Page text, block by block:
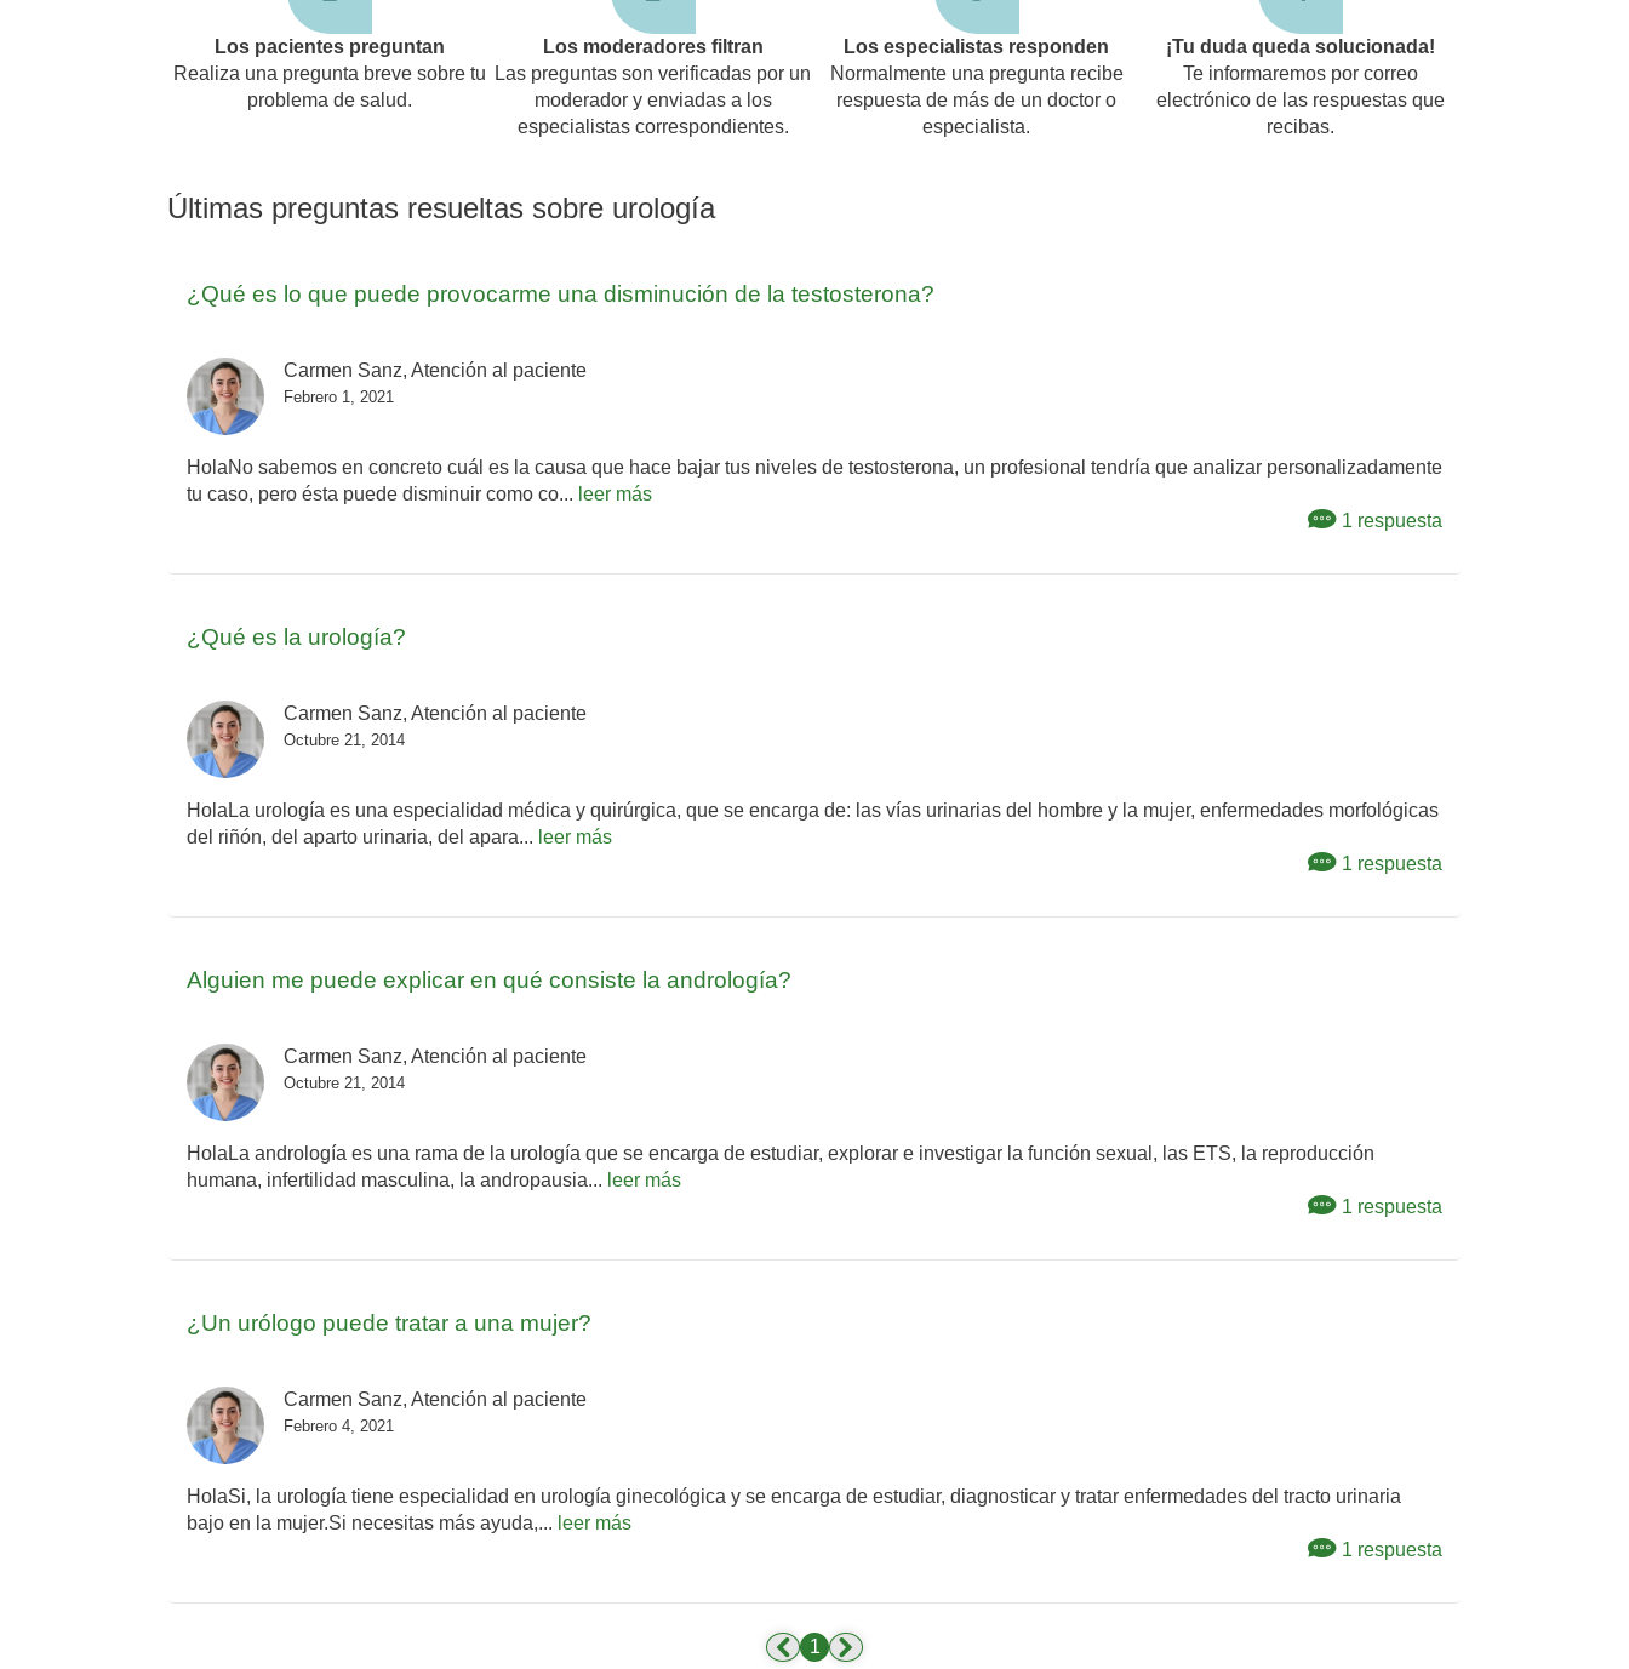
Los pacientes preguntan
Realiza una pregunta breve sobre tu
problema de salud.
Los moderadores filtran
Las preguntas son verificadas por un
moderador y enviadas a los
especialistas correspondientes.
Los especialistas responden
Normalmente una pregunta recibe
respuesta de más de un doctor o
especialista.
¡Tu duda queda solucionada!
Te informaremos por correo
electrónico de las respuestas que
recibas.
Últimas preguntas resueltas sobre urología
¿Qué es lo que puede provocarme una disminución de la testosterona?
Carmen Sanz, Atención al paciente
Febrero 1, 2021
HolaNo sabemos en concreto cuál es la causa que hace bajar tus niveles de testosterona, un profesional tendría que analizar personalizadamente
tu caso, pero ésta puede disminuir como co... leer más
1 respuesta
¿Qué es la urología?
Carmen Sanz, Atención al paciente
Octubre 21, 2014
HolaLa urología es una especialidad médica y quirúrgica, que se encarga de: las vías urinarias del hombre y la mujer, enfermedades morfológicas
del riñón, del aparto urinaria, del apara... leer más
1 respuesta
Alguien me puede explicar en qué consiste la andrología?
Carmen Sanz, Atención al paciente
Octubre 21, 2014
HolaLa andrología es una rama de la urología que se encarga de estudiar, explorar e investigar la función sexual, las ETS, la reproducción
humana, infertilidad masculina, la andropausia... leer más
1 respuesta
¿Un urólogo puede tratar a una mujer?
Carmen Sanz, Atención al paciente
Febrero 4, 2021
HolaSi, la urología tiene especialidad en urología ginecológica y se encarga de estudiar, diagnosticar y tratar enfermedades del tracto urinaria
bajo en la mujer.Si necesitas más ayuda,... leer más
1 respuesta
1